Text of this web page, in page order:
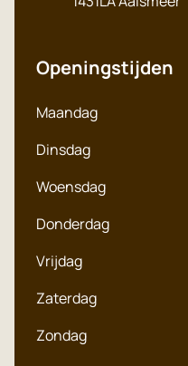
Openingstijden
Maandag
Dinsdag
Woensdag
Donderdag
Vrijdag
Zaterdag
Zondag